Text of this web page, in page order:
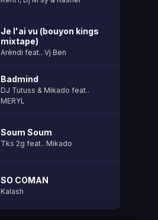
Je l'ai vu (bouyon kings
mixtape)
Arèndi feat.. Vj Ben
Badmind
DJ Tutuss & Mikado feat..
MERYL
Soum Soum
Tks 2g feat.. Mikado
SO COMAN
Kalash